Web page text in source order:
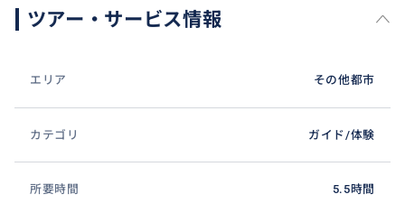
ツアー・サービス情報
エリア その他都市
カテゴリ ガイド/体験
所要時間 5.5時間